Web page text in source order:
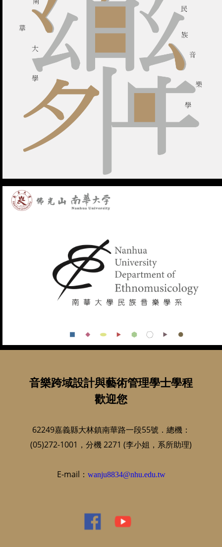
音樂跨域設計與藝術管理學士學程
歡迎您
62249嘉義縣大林鎮南華路一段55號．總機：
(05)272-1001，分機 2271 (李小姐，系所助理)
E-mail： wanju8834@nhu.edu.tw